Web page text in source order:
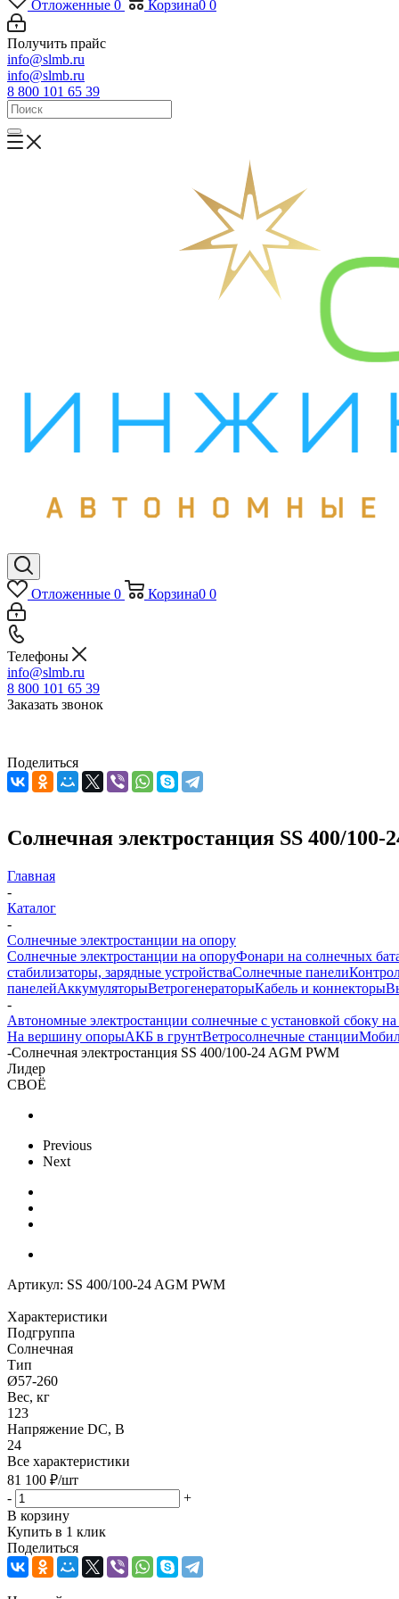
Отложенные 0 Корзина0 0
Получить прайс
info@slmb.ru
info@slmb.ru
8 800 101 65 39
Отложенные 0 Корзина0 0
Телефоны
info@slmb.ru
8 800 101 65 39
Заказать звонок
Поделиться
Солнечная электростанция SS 400/
Главная
-
Каталог
-
Солнечные электростанции на опору
Солнечные электростанции на опоруФонари на солнечных
стабилизаторы, зарядные устройстваСолнечные панели
панелейАккумуляторыВетрогенераторыКабель и коннекторы
-
Автономные электростанции солнечные с установкой сбоку
На вершину опорыАКБ в грунтВетросолнечные станции
-Солнечная электростанция SS 400/100-24 AGM PWM
Лидер
СВОЁ
Previous
Next
Артикул: SS 400/100-24 AGM PWM
Характеристики
Подгруппа
Солнечная
Тип
Ø57-260
Вес, кг
123
Напряжение DC, В
24
Все характеристики
81 100 ₽/шт
-
+
В корзину
Купить в 1 клик
Поделиться